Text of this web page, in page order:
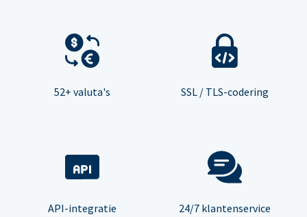
52+ valuta's SSL / TLS-codering
API-integratie 24/7 klantenservice